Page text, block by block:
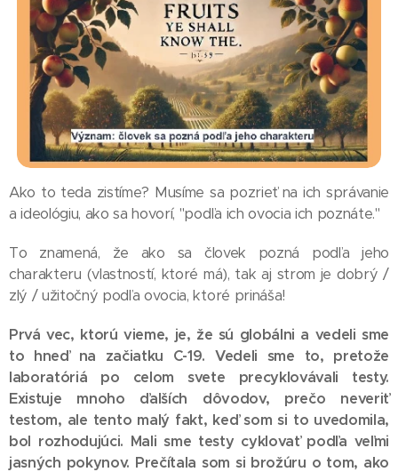
Ako to teda zistíme? Musíme sa pozrieť na ich správanie
a ideológiu, ako sa hovorí, "podľa ich ovocia ich poznáte."
To znamená, že ako sa človek pozná podľa jeho
charakteru (vlastností, ktoré má), tak aj strom je dobrý /
zlý / užitočný podľa ovocia, ktoré prináša!
Prvá vec, ktorú vieme, je, že sú globálni a vedeli sme
to hneď na začiatku C-19. Vedeli sme to, pretože
laboratóriá po celom svete precyklovávali testy.
Existuje mnoho ďalších dôvodov, prečo neveriť
testom, ale tento malý fakt, keď som si to uvedomila,
bol rozhodujúci. Mali sme testy cyklovať podľa veľmi
jasných pokynov. Prečítala som si brožúru o tom, ako